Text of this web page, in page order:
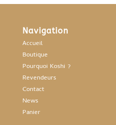
Navigation
Accueil
Boutique
Pourquoi Koshi ?
Revendeurs
Contact
News
Panier